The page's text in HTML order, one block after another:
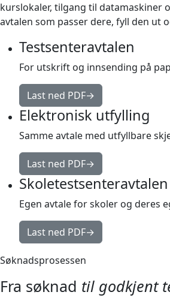
kurslokaler, tilgang til datamaskiner
avtalen som passer dere, fyll den ut
Testsenteravtalen
For utskrift og innsending på
Last ned PDF→
Elektronisk utfylling
Samme avtale med utfyllbare
Last ned PDF→
Skoletestsenteravtalen
Egen avtale for skoler og deres
Last ned PDF→
Søknadsprosessen
Fra søknad til godkjent